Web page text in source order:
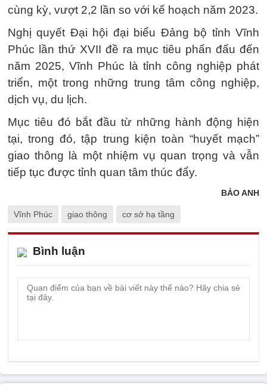
cùng kỳ, vượt 2,2 lần so với kế hoạch năm 2023.
Nghị quyết Đại hội đại biểu Đảng bộ tỉnh Vĩnh
Phúc lần thứ XVII đề ra mục tiêu phấn đấu đến
năm 2025, Vĩnh Phúc là tỉnh công nghiệp phát
triển, một trong những trung tâm công nghiệp,
dịch vụ, du lịch.
Mục tiêu đó bắt đầu từ những hành động hiện
tại, trong đó, tập trung kiện toàn “huyết mạch”
giao thông là một nhiệm vụ quan trọng và vẫn
tiếp tục được tỉnh quan tâm thúc đẩy.
BẢO ANH
Vĩnh Phúc giao thông cơ sở hạ tầng
Bình luận